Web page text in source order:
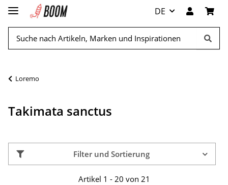
DE
Loremo
Takimata sanctus
Filter und Sortierung
Artikel 1 - 20 von 21